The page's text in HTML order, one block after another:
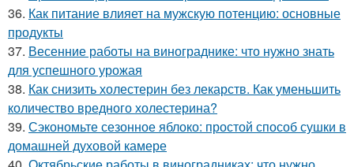
36. Как питание влияет на мужскую потенцию: основные
продукты
37. Весенние работы на винограднике: что нужно знать
для успешного урожая
38. Как снизить холестерин без лекарств. Как уменьшить
количество вредного холестерина?
39. Сэкономьте сезонное яблоко: простой способ сушки в
домашней духовой камере